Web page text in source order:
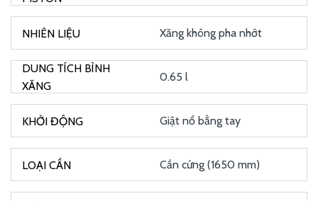
Xăng không pha nhớt
0.65 l
Giật nổ bằng tay
Cần cứng (1650 mm)